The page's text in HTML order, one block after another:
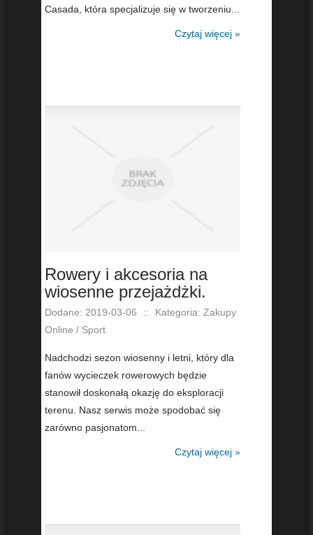
Casada, która specjalizuje się w tworzeniu...
Czytaj więcej »
Rowery i akcesoria na
wiosenne przejażdżki.
Dodane: 2019-03-06 ::
Kategoria: Zakupy
Online / Sport
Nadchodzi sezon wiosenny i letni, który dla
fanów wycieczek rowerowych będzie
stanowił doskonałą okazję do eksploracji
terenu. Nasz serwis może spodobać się
zarówno pasjonatom...
Czytaj więcej »